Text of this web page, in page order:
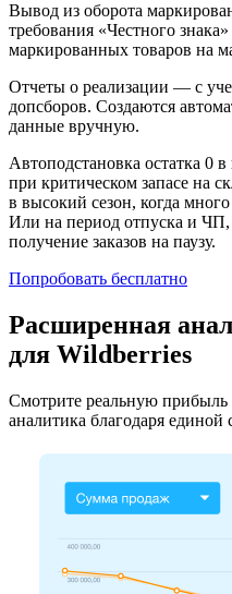
Вывод из оборота
требования «Честного
маркированных товаров на
Отчеты о реализации — с
допсборов. Создаются
данные вручную.
Автоподстановка остатка 0 в
при критическом запасе на
в высокий сезон, когда
Или на период отпуска и
получение заказов на паузу.
Попробовать бесплатно
Расширенная
для Wildberries
Смотрите реальную прибыль
аналитика благодаря единой